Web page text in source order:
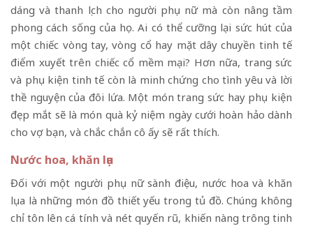
dáng và thanh lịch cho người phụ nữ mà còn nâng tầm
phong cách sống của họ. Ai có thể cưỡng lại sức hút của
một chiếc vòng tay, vòng cổ hay mặt dây chuyền tinh tế
điểm xuyết trên chiếc cổ mềm mại? Hơn nữa, trang sức
và phụ kiện tinh tế còn là minh chứng cho tình yêu và lời
thề nguyện của đôi lứa. Một món trang sức hay phụ kiện
đẹp mắt sẽ là món quà kỷ niệm ngày cưới hoàn hảo dành
cho vợ bạn, và chắc chắn cô ấy sẽ rất thích.
Nước hoa, khăn lụa
Đối với một người phụ nữ sành điệu, nước hoa và khăn
lụa là những món đồ thiết yếu trong tủ đồ. Chúng không
chỉ tôn lên cá tính và nét quyến rũ, khiến nàng trông tinh